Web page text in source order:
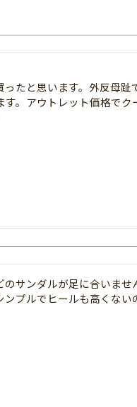
たと思います。外反母趾
。アウトレット価格で
サンダルが足に合いま
プルでヒールも高くない